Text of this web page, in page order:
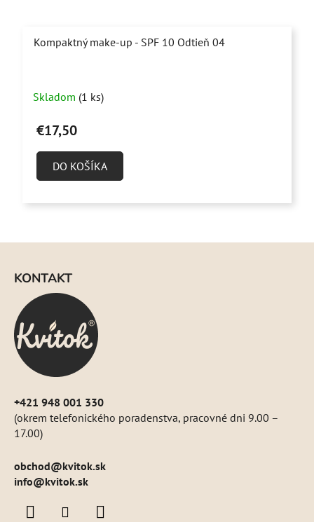
Kompaktný make-up - SPF 10 Odtieň 04
Skladom (1 ks)
€17,50
DO KOŠÍKA
KONTAKT
+421 948 001 330
(okrem telefonického poradenstva, pracovné dni 9.00 –
17.00)
obchod@kvitok.sk
info@kvitok.sk